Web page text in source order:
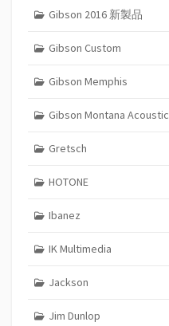
Gibson 2016 新製品
Gibson Custom
Gibson Memphis
Gibson Montana Acoustic
Gretsch
HOTONE
Ibanez
IK Multimedia
Jackson
Jim Dunlop